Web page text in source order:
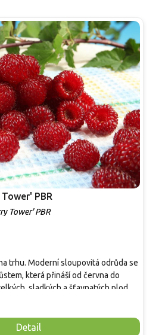
PBR
Tower' PBR
Detail
trhu. Moderní sloupovitá odrůda se
která přináší od června do
sladkých a šťavnatých plodů.
tvoří elegantní habitus bez
°C a spolehlivá vitalita z něj dělají